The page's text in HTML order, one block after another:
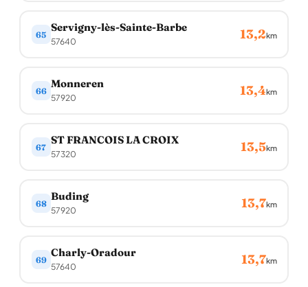
65
Servigny-lès-Sainte-Barbe
57640 13,2km
66
Monneren
57920 13,4km
67
ST FRANCOIS LA CROIX
57320 13,5km
68
Buding
57920 13,7km
69
Charly-Oradour
57640 13,7km